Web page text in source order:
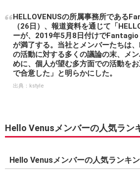
HELLOVENUSの所属事務所である
（26日）、報道資料を通じて「
ーが、2019年5月8日付けで
が満了する。当社とメンバーたちは
の活動に対する多くの議論の末、メ
めに、個人が望む多方面での活動を
で合意した」と明らかにした。
出典： kstyle
Hello Venusメンバーの人気ラン
Hello Venusメンバーの人気ランキ